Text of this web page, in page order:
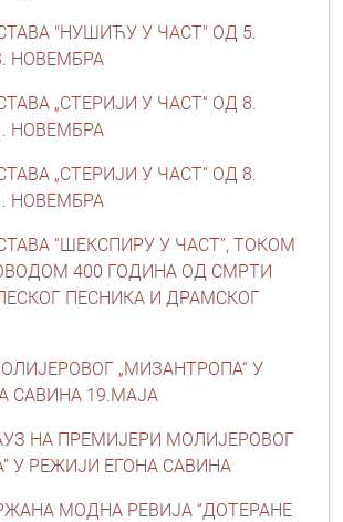
"НУШИЋУ У ЧАСТ" ОД 5.
НОВЕМБРА
„СТЕРИЈИ У ЧАСТ“ ОД 8.
НОВЕМБРА
„СТЕРИЈИ У ЧАСТ“ ОД 8.
НОВЕМБРА
“ШЕКСПИРУ У ЧАСТ”, ТОКОМ
400 ГОДИНА ОД СМРТИ
ПЕСНИКА И ДРАМСКОГ
„МИЗАНТРОПА“ У
САВИНА 19.МАЈА
НА ПРЕМИЈЕРИ МОЛИЈЕРОВОГ
У РЕЖИЈИ ЕГОНА САВИНА
МОДНА РЕВИЈА “ДОТЕРАНЕ